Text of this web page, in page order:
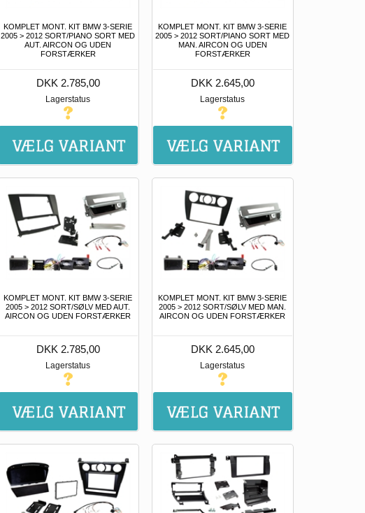
KOMPLET MONT. KIT BMW 3-SERIE
2005 > 2012 SORT/PIANO SORT MED
AUT. AIRCON OG UDEN
FORSTÆRKER
DKK 2.785,00
Lagerstatus
KOMPLET MONT. KIT BMW 3-SERIE
2005 > 2012 SORT/PIANO SORT MED
MAN. AIRCON OG UDEN
FORSTÆRKER
DKK 2.645,00
Lagerstatus
KOMPLET MONT. KIT BMW 3-SERIE
2005 > 2012 SORT/SØLV MED AUT.
AIRCON OG UDEN FORSTÆRKER
DKK 2.785,00
Lagerstatus
KOMPLET MONT. KIT BMW 3-SERIE
2005 > 2012 SORT/SØLV MED MAN.
AIRCON OG UDEN FORSTÆRKER
DKK 2.645,00
Lagerstatus